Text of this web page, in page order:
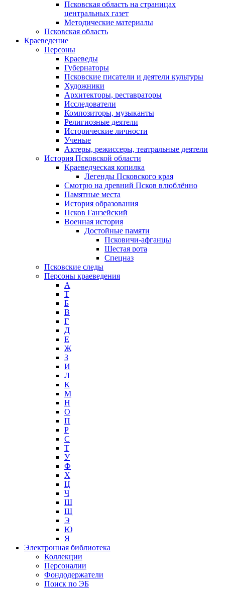
Псковская область на страницах
центральных газет
Методические материалы
Псковская область
Краеведение
Персоны
Краеведы
Губернаторы
Псковские писатели и деятели культуры
Художники
Архитекторы, реставраторы
Исследователи
Композиторы, музыканты
Религиозные деятели
Исторические личности
Ученые
Актеры, режиссеры, театральные деятели
История Псковской области
Краеведческая копилка
Легенды Псковского края
Смотрю на древний Псков влюблённо
Памятные места
История образования
Псков Ганзейский
Военная история
Достойные памяти
Псковичи-афганцы
Шестая рота
Спецназ
Псковские следы
Персоны краеведения
А
T
Б
В
Г
Д
Е
Ж
З
И
Л
К
М
Н
О
П
Р
С
Т
У
Ф
Х
Ц
Ч
Ш
Щ
Э
Ю
Я
Электронная библиотека
Коллекции
Персоналии
Фондодержатели
Поиск по ЭБ